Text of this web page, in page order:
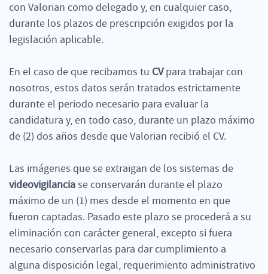
con Valorian como delegado y, en cualquier caso,
durante los plazos de prescripción exigidos por la
legislación aplicable.
En el caso de que recibamos tu CVpara trabajar con
nosotros, estos datos serán tratados estrictamente
durante el periodo necesario para evaluar la
candidatura y, en todo caso, durante un plazo máximo
de (2) dos años desde que Valorian recibió el CV.
Las imágenes que se extraigan de los sistemas de
videovigilanciase conservarán durante el plazo
máximo de un (1) mes desde el momento en que
fueron captadas. Pasado este plazo se procederá a su
eliminación con carácter general, excepto si fuera
necesario conservarlas para dar cumplimiento a
alguna disposición legal, requerimiento administrativo